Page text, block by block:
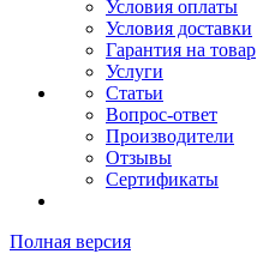
Условия оплаты
Условия доставки
Гарантия на товар
Услуги
Статьи
Вопрос-ответ
Производители
Отзывы
Сертификаты
Полная версия